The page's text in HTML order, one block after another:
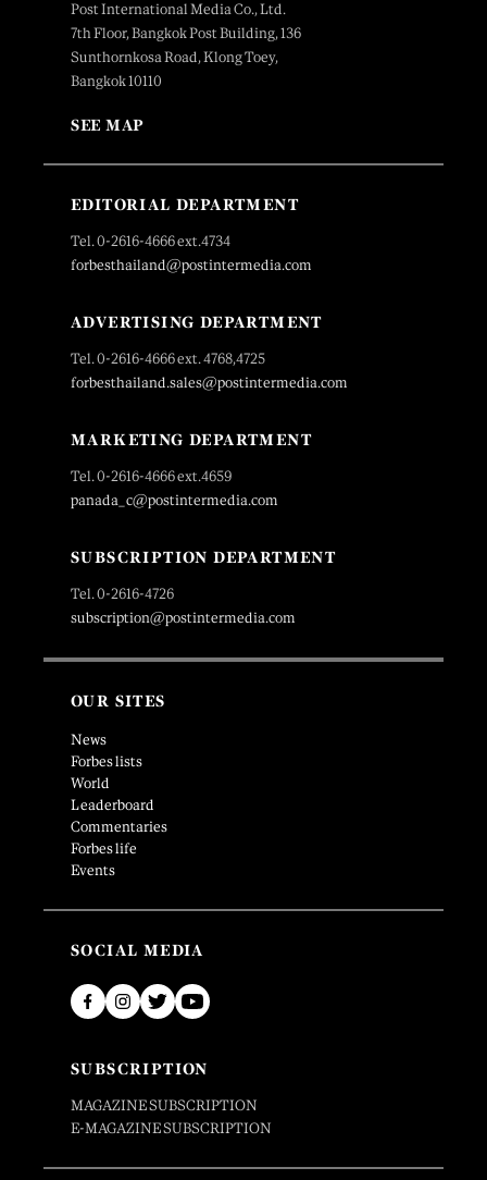
Post International Media Co., Ltd.
7th Floor, Bangkok Post Building, 136
Sunthornkosa Road, Klong Toey,
Bangkok 10110
SEE MAP
EDITORIAL DEPARTMENT
Tel. 0-2616-4666 ext.4734
forbesthailand@postintermedia.com
ADVERTISING DEPARTMENT
Tel. 0-2616-4666 ext. 4768,4725
forbesthailand.sales@postintermedia.com
MARKETING DEPARTMENT
Tel. 0-2616-4666 ext.4659
panada_c@postintermedia.com
SUBSCRIPTION DEPARTMENT
Tel. 0-2616-4726
subscription@postintermedia.com
OUR SITES
News
Forbes lists
World
Leaderboard
Commentaries
Forbes life
Events
SOCIAL MEDIA
SUBSCRIPTION
MAGAZINE SUBSCRIPTION
E-MAGAZINE SUBSCRIPTION